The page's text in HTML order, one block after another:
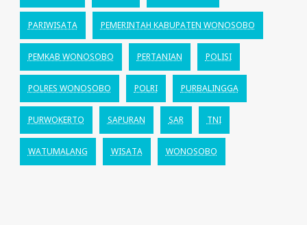
PARIWISATA PEMERINTAH KABUPATEN WONOSOBO
PEMKAB WONOSOBO PERTANIAN POLISI
POLRES WONOSOBO POLRI PURBALINGGA
PURWOKERTO SAPURAN SAR TNI
WATUMALANG WISATA WONOSOBO